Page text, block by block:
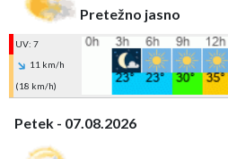
Pretežno jasno
UV: 7
11 km/h
(18 km/h)
Petek - 07.08.2026